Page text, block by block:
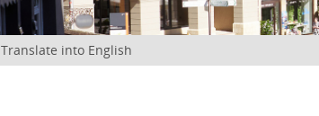
Translate into English